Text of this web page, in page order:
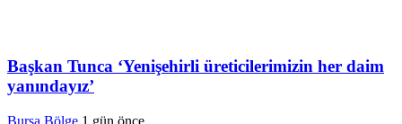
Başkan Tunca ‘Yenişehirli üreticilerimizin her daim
yanındayız’
Bursa Bölge 1 gün önce